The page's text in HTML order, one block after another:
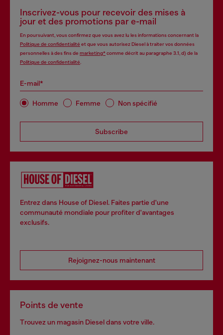
Inscrivez-vous pour recevoir des mises à
jour et des promotions par e-mail
En poursuivant, vous confirmez que vous avez lu les informations concernant la
Politique de confidentialité et que vous autorisez Diesel à traiter vos données
personnelles à des fins de marketing*comme décrit au paragraphe 3.1, d) de la
Politique de confidentialité
E-mail*
Homme Femme Non spécifié
Subscribe
Entrez dans House of Diesel. Faites partie d'une
communauté mondiale pour profiter d'avantages
exclusifs.
Rejoignez-nous maintenant
Points de vente
Trouvez un magasin Diesel dans votre ville.